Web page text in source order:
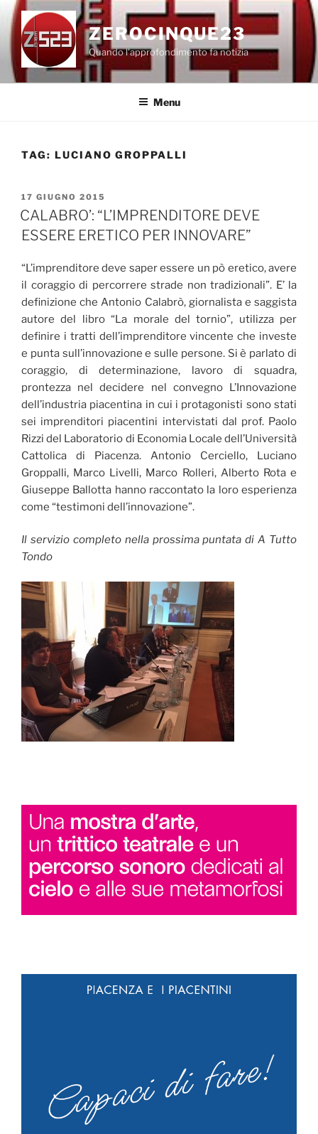
Salta
contenuto
ZEROCINQUE23
Quando l'approfondimento fa notizia
Menu
TAG: LUCIANO GROPPALLI
PUBBLICATO
IL
17 GIUGNO 2015
CALABRO’: “L’IMPRENDITORE DEVE
ESSERE ERETICO PER INNOVARE”
“L’imprenditore deve saper essere un pò eretico, avere
il coraggio di percorrere strade non tradizionali”. E’ la
definizione che Antonio Calabrò, giornalista e saggista
autore del libro “La morale del tornio”, utilizza per
definire i tratti dell’imprenditore vincente che investe
e punta sull’innovazione e sulle persone. Si è parlato di
coraggio, di determinazione, lavoro di squadra,
prontezza nel decidere nel convegno L’Innovazione
dell’industria piacentina in cui i protagonisti sono stati
sei imprenditori piacentini intervistati dal prof. Paolo
Rizzi del Laboratorio di Economia Locale dell’Università
Cattolica di Piacenza. Antonio Cerciello, Luciano
Groppalli, Marco Livelli, Marco Rolleri, Alberto Rota e
Giuseppe Ballotta hanno raccontato la loro esperienza
come “testimoni dell’innovazione”.
Il servizio completo nella prossima puntata di A Tutto
Tondo